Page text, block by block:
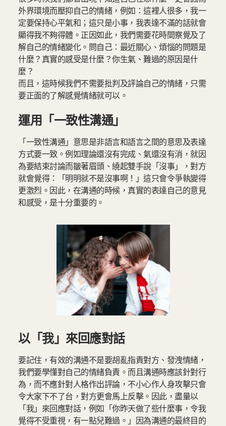
外界環境而壓抑自己的情緒，例如：這裡人很多，我一
定要保持心平氣和；這只是小事，我表達不滿的話就會
顯得我不夠得體。正因如此，我們需要花時間察覺及了
解自己的情緒變化。問自己：最近關心、煩惱的問題是
什麼？真實的感受是什麼？你生氣、難過的原因是什
麼？
而且，這時候我們不需要批判及評論自己的情緒，只需
要正面的了解感覺情緒就可以。
運用「一致性溝通」
「一致性溝通」意思是非語言和語言之間的意思及表達
方式要一致。例如理論還沒有完成、氣還沒有消，就因
為要結束討論而皺著眉頭、繞起雙手說「沒事」，對方
就會覺得：「明明就不是沒事啊！」這只會令爭執變得
更激烈。因此，在溝通的時候，真實的表達自己的意見
和感受，是十分重要的。
以「我」來回應對話
要記住，有效的溝通不是要胡亂指責對方、發洩情緒，
我們要學懂對自己的情緒負責。而且溝通時應該針對行
為，而不應針對人格作出評論，不小心作人身攻擊只會
令大家下不了台，對方更會馬上反擊。因此，盡量以
「我」來回應對話，例如「你昨天做了些什麼事，令我
覺得不受重視，有一點兒難過。」因為溝通的最終目的